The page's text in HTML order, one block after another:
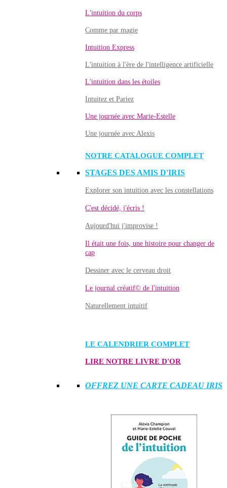
L'intuition du corps
Comme par magie
Intuition Express
L'intuition à l'ère de l'intelligence artificielle
L'intuition dans les étoiles
Intuitez et Pariez
Une journée avec Marie-Estelle
Une journée avec Alexis
NOTRE CATALOGUE COMPLET
STAGES DES AMIS D'IRIS
Explorer son intuition avec les constellations
C'est décidé, j'écris !
Aujourd'hui j'improvise !
Il était une fois, une histoire pour changer de
cap
Dessiner avec le cerveau droit
Le journal créatif© de l'intuition
Naturellement intuitif
LE CALENDRIER COMPLET
LIRE NOTRE LIVRE D'OR
OFFREZ UNE CARTE CADEAU IRIS